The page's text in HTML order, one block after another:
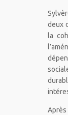
deux
la